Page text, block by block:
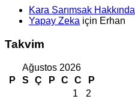
Kara Sarımsak Hakkında
Yapay Zeka için Erhan
Takvim
Ağustos 2026
P
S Ç P C C
P
1
2